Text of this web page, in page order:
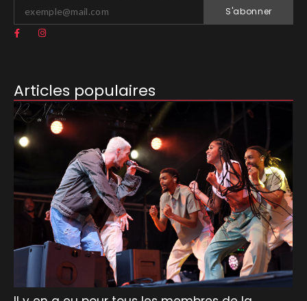
S'abonner
Articles populaires